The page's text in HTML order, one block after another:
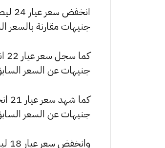
جنيهات مقارنة بالسعر السابق الذي بلغ 7465
جنيهات عن السعر السابق الذي كان 6840 جنيهًا
جنيهات عن السعر السابق الذي بلغ 6530 جنيهًا